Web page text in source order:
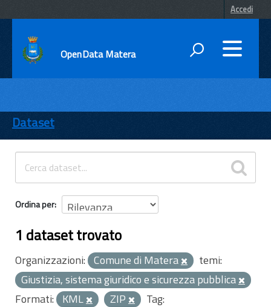
Accedi
OpenData Matera
ENTI
TEMI
INFORMAZIONI
Dataset
Ordina per
1 dataset trovato
Organizzazioni: Comune di Matera
temi:
Giustizia, sistema giuridico e sicurezza pubblica
Formati: KML ZIP
Tag: